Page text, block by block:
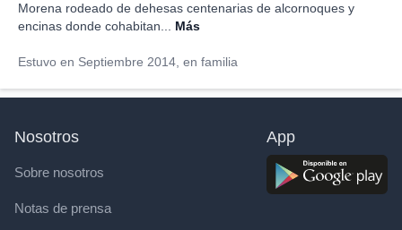
Morena rodeado de dehesas centenarias de alcornoques y
encinas donde cohabitan...
Más
Estuvo en Septiembre 2014, en familia
Nosotros
Sobre nosotros
Notas de prensa
App